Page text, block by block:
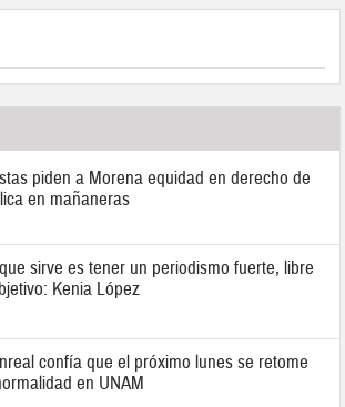
piden a Morena equidad en derecho de
en mañaneras
sirve es tener un periodismo fuerte, libre
Kenia López
confía que el próximo lunes se retome
en UNAM